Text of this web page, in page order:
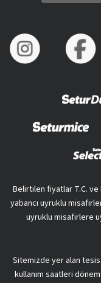
Belirtilen fiyatlar T.C. ve
yabancı uyruklu
uyruklu misafirlere
Sitemizde yer alan
kullanım saatleri